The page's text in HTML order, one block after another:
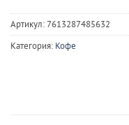
Артикул:7613287485632
Категория: Кофе